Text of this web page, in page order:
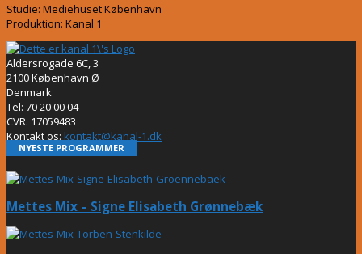
Studie: Mediehuset København
Produktion: Kanal 1
Aldersrogade 6C, 3
2100 København Ø
Denmark
Tel: 70 20 00 04
CVR. 17059483
Kontakt os: kontakt@kanal-1.dk
NYESTE PROGRAMMER
Mettes Mix – Signe Elisabeth Grønnebæk